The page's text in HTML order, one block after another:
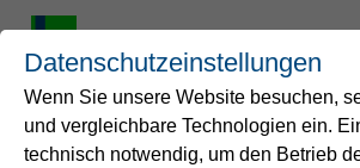
springen
Startseite
Datenschutzeinstellungen
Wenn Sie unsere Website besuchen,
und vergleichbare Technologien ein.
technisch notwendig, um den Betrieb